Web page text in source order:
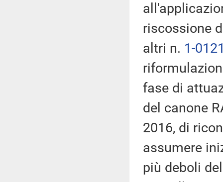
riscossione
altri n. 1-
fase di
del canone
2016, di
assumere
più deboli